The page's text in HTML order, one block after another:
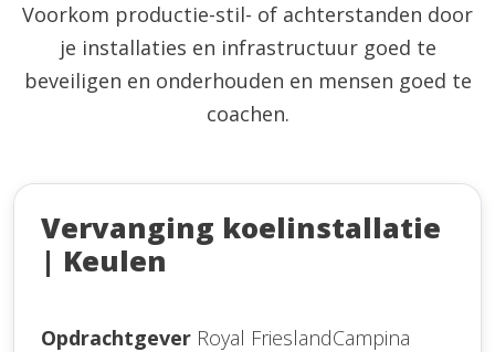
Voorkom productie-stil- of achterstanden door
je installaties en infrastructuur goed te
beveiligen en onderhouden en mensen goed te
coachen.
Vervanging koelinstallatie
| Keulen
Opdrachtgever Royal FrieslandCampina